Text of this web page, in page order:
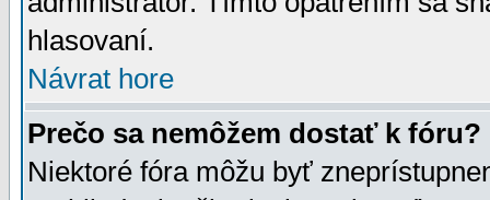
hlasovaní.
Návrat hore
Prečo sa nemôžem dostať k fóru?
Niektoré fóra môžu byť